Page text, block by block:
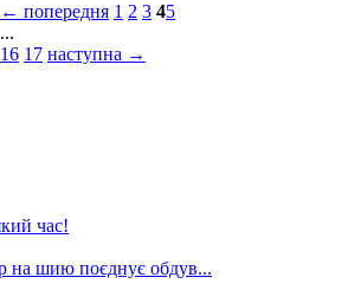
← попередня 1 2 3 45
...
16 17 наступна →
час!
на шию поєднує обдув...